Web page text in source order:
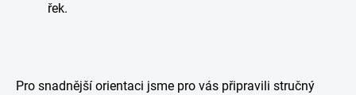
řek.
Pro snadnější orientaci jsme pro vás připravili stručný